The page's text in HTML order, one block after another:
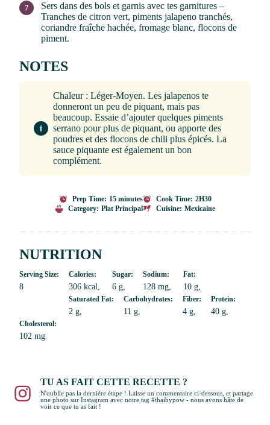
Sers dans des bols et garnis avec tes garnitures –
Tranches de citron vert, piments jalapeno tranchés,
coriandre fraîche hachée, fromage blanc, flocons de
piment.
NOTES
Chaleur : Léger-Moyen. Les jalapenos te
donneront un peu de piquant, mais pas
beaucoup. Essaie d’ajouter quelques piments
serrano pour plus de piquant, ou apporte des
poudres et des flocons de chili plus épicés. La
sauce piquante est également un bon
complément.
Prep Time: 15 minutes Cook Time: 2H30
Category: Plat Principal Cuisine: Mexicaine
NUTRITION
Serving Size:
8
Calories:
306 kcal
Sugar:
6 g
Sodium:
128 mg
Fat:
10 g
Saturated Fat:
2 g
Carbohydrates:
11 g
Fiber:
4 g
Protein:
40 g
Cholesterol:
102 mg
TU AS FAIT CETTE RECETTE ?
N'oublie pas la dernière étape ! Laisse un commentaire ci-dessous, et partage
une photo sur Instagram avec notre tag #thaibypow - nous avons hâte de
voir ce que tu as fait !